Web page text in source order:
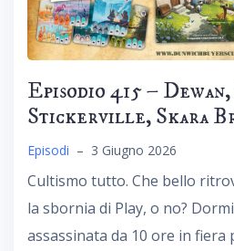
Episodio 415 –
Stickerville, Skara
Episodi – 3 Giugno 2026
Cultismo tutto. Che bello
la sbornia di Play, o no?
assassinata da 10 ore in